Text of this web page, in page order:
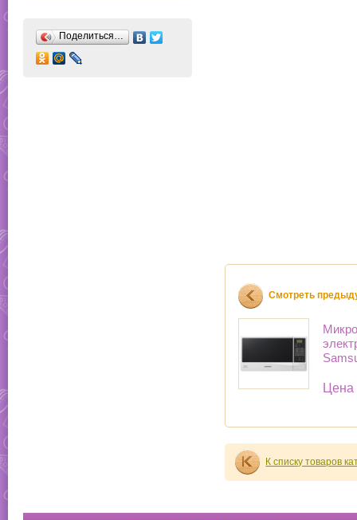
Поделиться…
Смотреть
Цена
К списку товаров